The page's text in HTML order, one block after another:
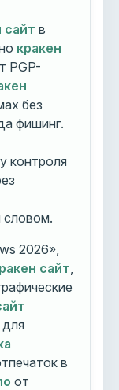
сайт в
кракен
PGP-
без
фишинг.
контроля
словом.
2026»,
сайт
в
от